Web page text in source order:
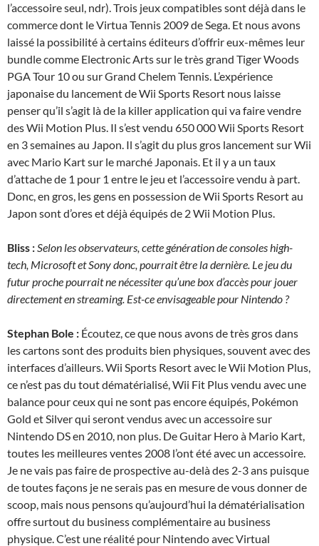
l’accessoire seul, ndr). Trois jeux compatibles sont déjà dans le
commerce dont le Virtua Tennis 2009 de Sega. Et nous avons
laissé la possibilité à certains éditeurs d’offrir eux-mêmes leur
bundle comme Electronic Arts sur le très grand Tiger Woods
PGA Tour 10 ou sur Grand Chelem Tennis. L’expérience
japonaise du lancement de Wii Sports Resort nous laisse
penser qu’il s’agit là de la killer application qui va faire vendre
des Wii Motion Plus. Il s’est vendu 650 000 Wii Sports Resort
en 3 semaines au Japon. Il s’agit du plus gros lancement sur Wii
avec Mario Kart sur le marché Japonais. Et il y a un taux
d’attache de 1 pour 1 entre le jeu et l’accessoire vendu à part.
Donc, en gros, les gens en possession de Wii Sports Resort au
Japon sont d’ores et déjà équipés de 2 Wii Motion Plus.
Bliss :Selon les observateurs, cette génération de consoles high-
tech, Microsoft et Sony donc, pourrait être la dernière. Le jeu du
futur proche pourrait ne nécessiter qu’une box d’accès pour jouer
directement en streaming. Est-ce envisageable pour Nintendo ?
Stephan Bole : Écoutez, ce que nous avons de très gros dans
les cartons sont des produits bien physiques, souvent avec des
interfaces d’ailleurs. Wii Sports Resort avec le Wii Motion Plus,
ce n’est pas du tout dématérialisé, Wii Fit Plus vendu avec une
balance pour ceux qui ne sont pas encore équipés, Pokémon
Gold et Silver qui seront vendus avec un accessoire sur
Nintendo DS en 2010, non plus. De Guitar Hero à Mario Kart,
toutes les meilleures ventes 2008 l’ont été avec un accessoire.
Je ne vais pas faire de prospective au-delà des 2-3 ans puisque
de toutes façons je ne serais pas en mesure de vous donner de
scoop, mais nous pensons qu’aujourd’hui la dématérialisation
offre surtout du business complémentaire au business
physique. C’est une réalité pour Nintendo avec Virtual